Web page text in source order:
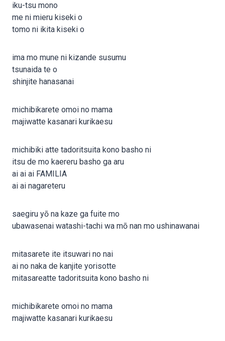
iku-tsu mono
me ni mieru kiseki o
tomo ni ikita kiseki o
ima mo mune ni kizande susumu
tsunaida te o
shinjite hanasanai
michibikarete omoi no mama
majiwatte kasanari kurikaesu
michibiki atte tadoritsuita kono basho ni
itsu de mo kaereru basho ga aru
ai ai ai FAMILIA
ai ai nagareteru
saegiru yō na kaze ga fuite mo
ubawasenai watashi-tachi wa mō nan mo ushinawanai
mitasarete ite itsuwari no nai
ai no naka de kanjite yorisotte
mitasareatte tadoritsuita kono basho ni
michibikarete omoi no mama
majiwatte kasanari kurikaesu